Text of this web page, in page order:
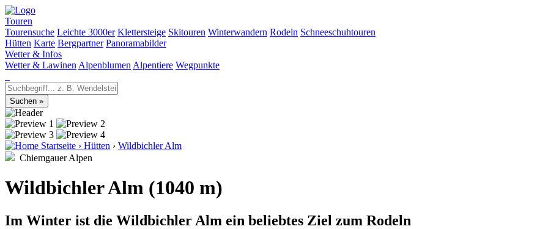
Touren
Tourensuche Leichte 3000er Klettersteige Skitouren Winterwandern Rodeln Schneeschuhtouren
Hütten Karte Bergpartner Panoramabilder
Wetter & Infos
Wetter & Lawinen Alpenblumen Alpentiere Wegpunkte
Startseite › Hütten › Wildbichler Alm
Chiemgauer Alpen
Wildbichler Alm (1040 m)
Im Winter ist die Wildbichler Alm ein beliebtes Ziel zum Rodeln